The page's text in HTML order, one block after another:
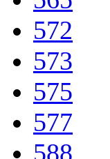
572
573
575
577
588